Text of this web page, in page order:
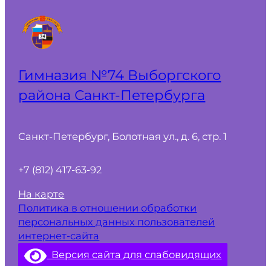
Гимназия №74 Выборгского
района Санкт‑Петербурга
Санкт-Петербург, Болотная ул., д. 6, стр. 1
+7 (812) 417-63-92
На карте
Политика в отношении обработки
персональных данных пользователей
интернет-сайта
Версия сайта для слабовидящих